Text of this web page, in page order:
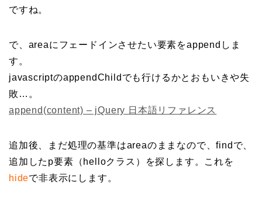
ですね。
で、areaにフェードインさせたい要素をappendしま
す。
javascriptのappendChildでも行けるかとおもいきや失
敗…。
append(content) – jQuery 日本語リファレンス
追加後、まだ処理の基準はareaのままなので、findで、
追加したp要素（helloクラス）を探します。これを
hideで非表示にします。